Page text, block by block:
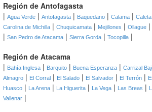
Región de Antofagasta
| Agua Verde | Antofagasta | Baquedano | Calama |
Carolina de Michilla | Chuquicamata | Mejillones | Ollague |
| San Pedro de Atacama | Sierra Gorda | Tocopilla |
Región de Atacama
| Bahía Inglesa | Barquito | Buena Esperanza | Carrizal
Almagro | El Corral | El Salado | El Salvador | El Terrón |
Huasco | La Arena | La Higuerita | La Vega | Las Breas |
Vallenar |